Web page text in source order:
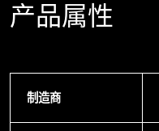
产品属性
制造商